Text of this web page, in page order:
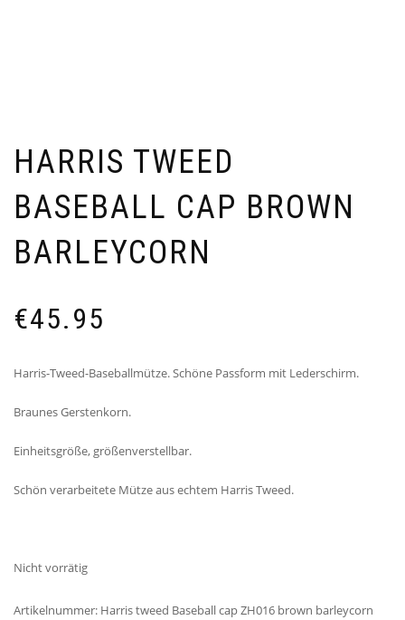
HARRIS TWEED
BASEBALL CAP BROWN
BARLEYCORN
€45.95
Harris-Tweed-Baseballmütze. Schöne Passform mit Lederschirm.
Braunes Gerstenkorn.
Einheitsgröße, größenverstellbar.
Schön verarbeitete Mütze aus echtem Harris Tweed.
Nicht vorrätig
Artikelnummer: Harris tweed Baseball cap ZH016 brown barleycorn